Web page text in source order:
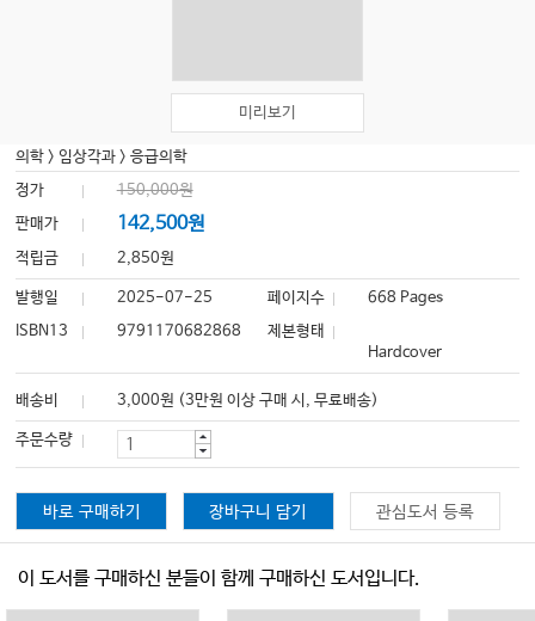
미리보기
의학 > 임상각과 >응급의학
정가
150,000원
판매가
142,500원
적립금 2,850원
발행일 2025-07-25 페이지수
668 Pages
ISBN13
9791170682868
제본형태
Hardcover
배송비 3,000원 (3만원 이상 구매 시, 무료배송)
주문수량
바로 구매하기 장바구니 담기 관심도서 등록
이 도서를 구매하신 분들이 함께 구매하신 도서입니다.